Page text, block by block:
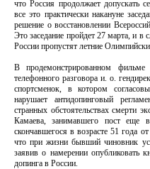
что Россия продолжает допускать
все это практически накануне
решение о восстановлении
Это заседание пройдет 27 марта, и в
России пропустят летние
В продемонстрированном фильме
телефонного разговора и. о.
спортсменок, в котором
нарушает антидопинговый
странных обстоятельствах смерти
Камаева, занимавшего пост еще
скончавшегося в возрасте 51 года
что при жизни бывший чиновник
заявив о намерении опубликовать
допинга в России.